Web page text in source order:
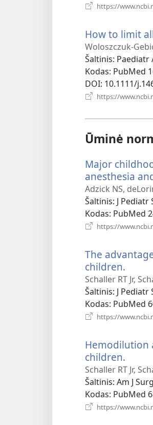
https://
How to limit
Woloszczuk-
Šaltinis‎: Paediatr
Kodas‎: PubMed
DOI‎: 10.1111/
https://
Ūminė
Major
anesthesia
Adzick NS,
Šaltinis‎: J Pediatr
Kodas‎: PubMed
https://
The
children.
Schaller RT Jr,
Šaltinis‎: J Pediatr
Kodas‎: PubMed
https://
Hemodilution
children.
Schaller RT Jr,
Šaltinis‎: Am J
Kodas‎: PubMed
https://